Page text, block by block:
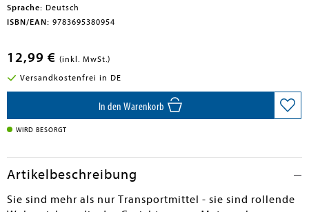
Sprache: Deutsch
ISBN/EAN: 9783695380954
12,99 € (inkl. MwSt.)
Versandkostenfrei in DE
In den Warenkorb
WIRD BESORGT
Artikelbeschreibung
Sie sind mehr als nur Transportmittel - sie sind rollende